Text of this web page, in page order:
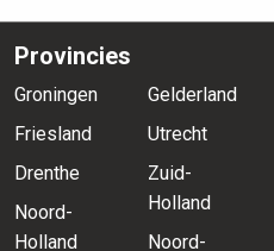
Provincies
Groningen
Friesland
Drenthe
Noord-
Holland
Gelderland
Utrecht
Zuid-
Holland
Noord-